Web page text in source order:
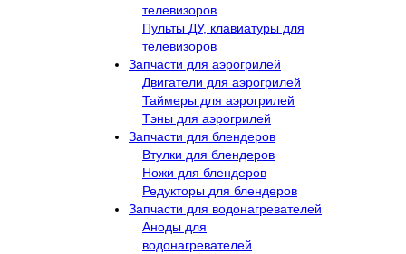
телевизоров
Пульты ДУ, клавиатуры для
телевизоров
Запчасти для аэрогрилей
Двигатели для аэрогрилей
Таймеры для аэрогрилей
Тэны для аэрогрилей
Запчасти для блендеров
Втулки для блендеров
Ножи для блендеров
Редукторы для блендеров
Запчасти для водонагревателей
Аноды для
водонагревателей